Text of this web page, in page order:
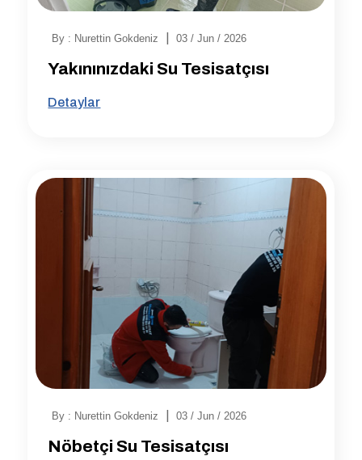
By : Nurettin Gokdeniz 03 / Jun / 2026
Yakınınızdaki Su Tesisatçısı
Detaylar
By : Nurettin Gokdeniz 03 / Jun / 2026
Nöbetçi Su Tesisatçısı